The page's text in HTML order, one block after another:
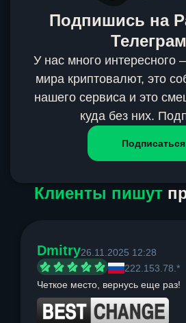
Подпишись на
У нас много интересного
мира криптовалют, это
нашего сервиса и это
куда без них.
Подписаться
Клиенты пишут
Dmitry26.11.2025 12:28
222.153.78.*
Четкое место, вернусь еще раз!